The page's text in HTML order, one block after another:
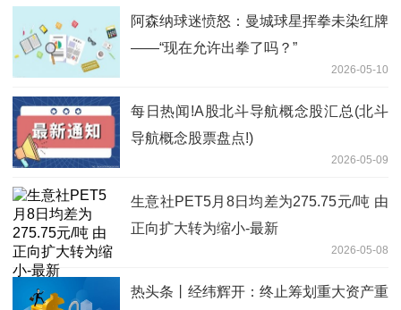
阿森纳球迷愤怒：曼城球星挥拳未染红牌
——“现在允许出拳了吗？”
2026-05-10
每日热闻!A股北斗导航概念股汇总(北斗
导航概念股票盘点!)
2026-05-09
生意社PET5月8日均差为275.75元/吨 由
正向扩大转为缩小-最新
2026-05-08
热头条丨经纬辉开：终止筹划重大资产重